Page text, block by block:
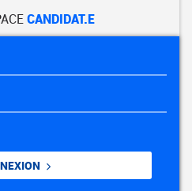
CANDIDAT.E